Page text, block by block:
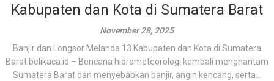
Kabupaten dan Kota di Sumatera Barat
November 28, 2025
Banjir dan Longsor Melanda 13 Kabupaten dan Kota di Sumatera
Barat belikaca.id – Bencana hidrometeorologi kembali menghantam
Sumatera Barat dan menyebabkan banjir, angin kencang, serta...